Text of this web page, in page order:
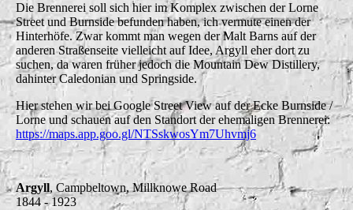
Die Brennerei soll sich hier im Komplex zwischen der Lorne
Street und Burnside befunden haben, ich vermute einen der
Hinterhöfe. Zwar kommt man wegen der Malt Barns auf der
anderen Straßenseite vielleicht auf Idee, Argyll eher dort zu
suchen, da waren früher jedoch die Mountain Dew Distillery,
dahinter Caledonian und Springside.
Hier stehen wir bei Google Street View auf der Ecke Burnside /
Lorne und schauen auf den Standort der ehemaligen Brennerei:
https://maps.app.goo.gl/NTSskwosYm7Uhvmj6
Argyll, Campbeltown, Millknowe Road
1844 - 1923